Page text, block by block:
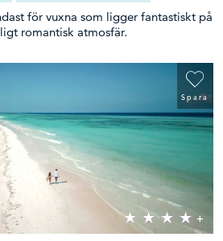
för vuxna som ligger fantastiskt på
romantisk atmosfär.
Spara